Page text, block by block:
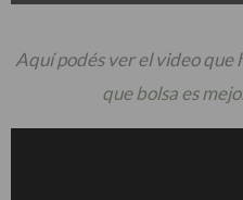
Aquí podés ver el video que
que bolsa es